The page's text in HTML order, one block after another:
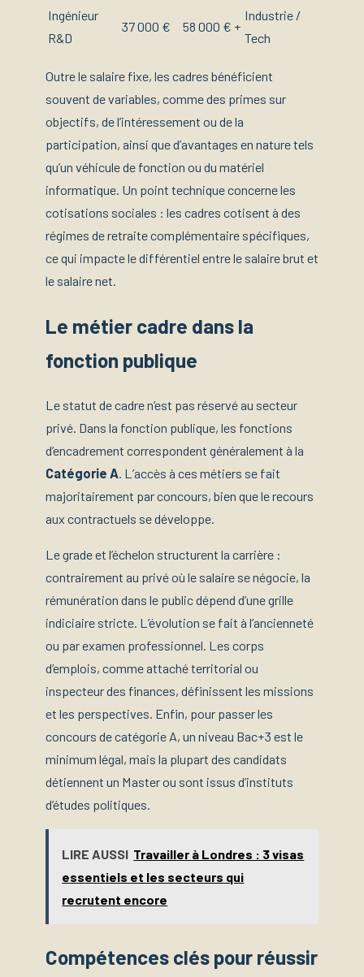
Ingénieur
R&D
37 000 € 58 000 € +
Industrie /
Tech
Outre le salaire fixe, les cadres bénéficient
souvent de variables, comme des primes sur
objectifs, de l’intéressement ou de la
participation, ainsi que d’avantages en nature tels
qu’un véhicule de fonction ou du matériel
informatique. Un point technique concerne les
cotisations sociales : les cadres cotisent à des
régimes de retraite complémentaire spécifiques,
ce qui impacte le différentiel entre le salaire brut et
le salaire net.
Le métier cadre dans la
fonction publique
Le statut de cadre n’est pas réservé au secteur
privé. Dans la fonction publique, les fonctions
d’encadrement correspondent généralement à la
Catégorie A . L’accès à ces métiers se fait
majoritairement par concours, bien que le recours
aux contractuels se développe.
Le grade et l’échelon structurent la carrière :
contrairement au privé où le salaire se négocie, la
rémunération dans le public dépend d’une grille
indiciaire stricte. L’évolution se fait à l’ancienneté
ou par examen professionnel. Les corps
d’emplois, comme attaché territorial ou
inspecteur des finances, définissent les missions
et les perspectives. Enfin, pour passer les
concours de catégorie A, un niveau Bac+3 est le
minimum légal, mais la plupart des candidats
détiennent un Master ou sont issus d’instituts
d’études politiques.
LIRE AUSSI Travailler à Londres : 3 visas
essentiels et les secteurs qui
recrutent encore
Compétences clés pour réussir